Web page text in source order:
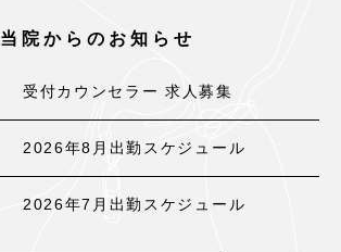
当院からのお知らせ
受付カウンセラー 求人募集
2026年8月出勤スケジュール
2026年7月出勤スケジュール